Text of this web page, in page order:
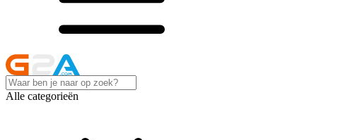
Alle categorieën